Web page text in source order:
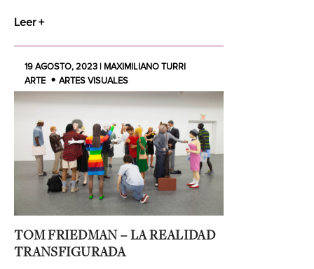
Leer +
19 AGOSTO, 2023 | MAXIMILIANO TURRI
ARTE
ARTES VISUALES
TOM FRIEDMAN – LA REALIDAD
TRANSFIGURADA